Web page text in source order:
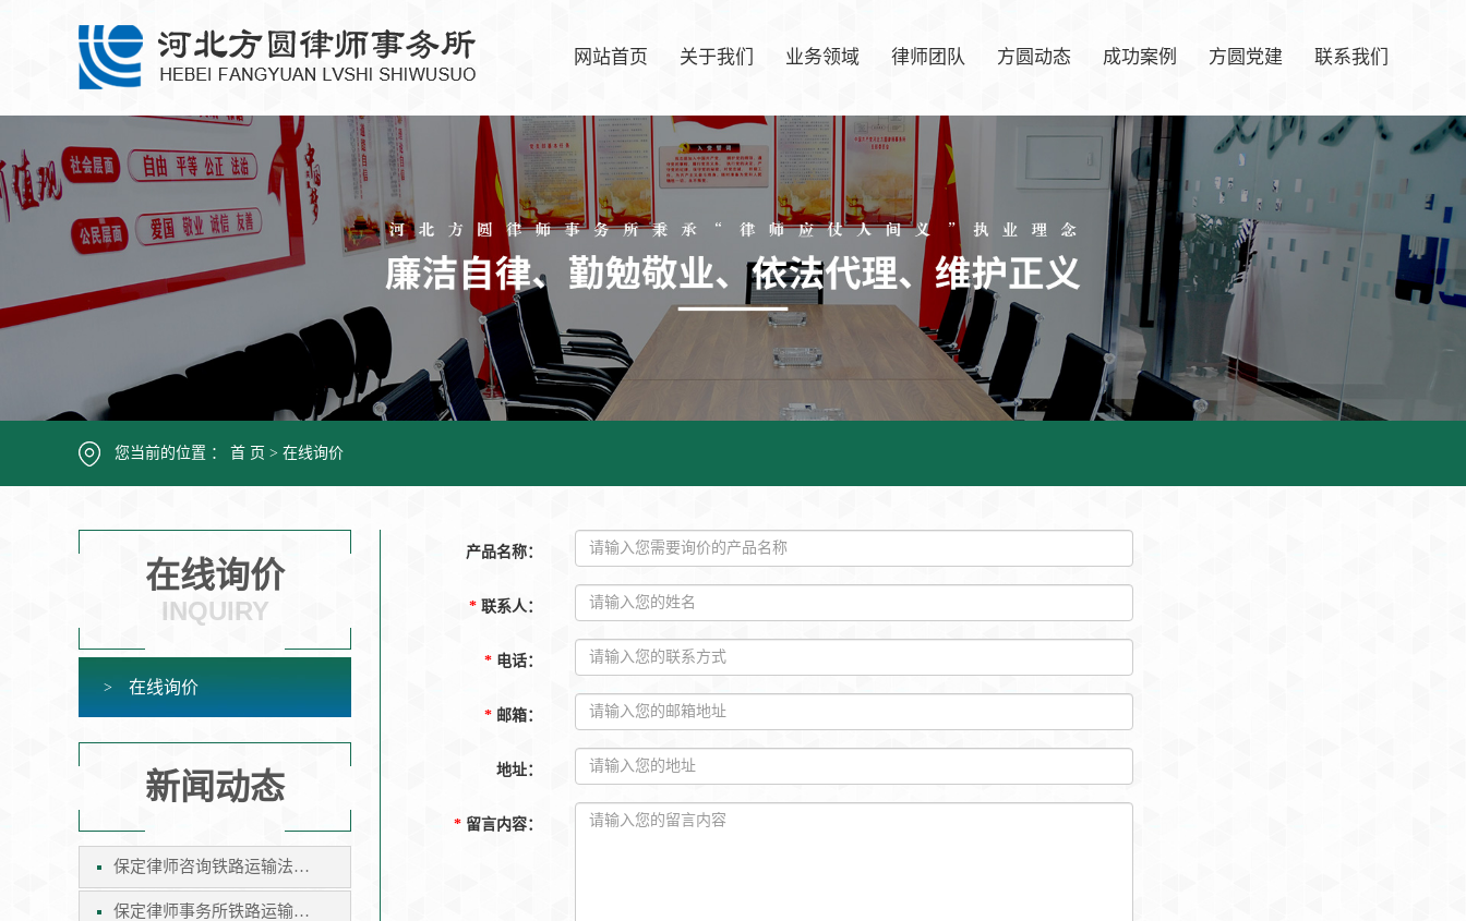
网站首页 关于我们
方圆文化
资质荣誉
发展历程
业务领域
公司治理案件
普通民、商事案件
合同纠纷案件
刑事辩护
律师团队
律师团队
方圆动态
方圆快讯
新闻资讯
行业快讯
成功案例 方圆党建 联系我们
联系我们
您当前的位置 ： 首 页 > 在线询价
在线询价
INQUIRY
在线询价
新闻动态
保定律师咨询铁路运输法院不宜管辖公示催告案件
保定律师事务所铁路运输法院不宜管辖公示催告案件
产品名称：
* 联系人：
* 电话：
* 邮箱：
地址：
* 留言内容：